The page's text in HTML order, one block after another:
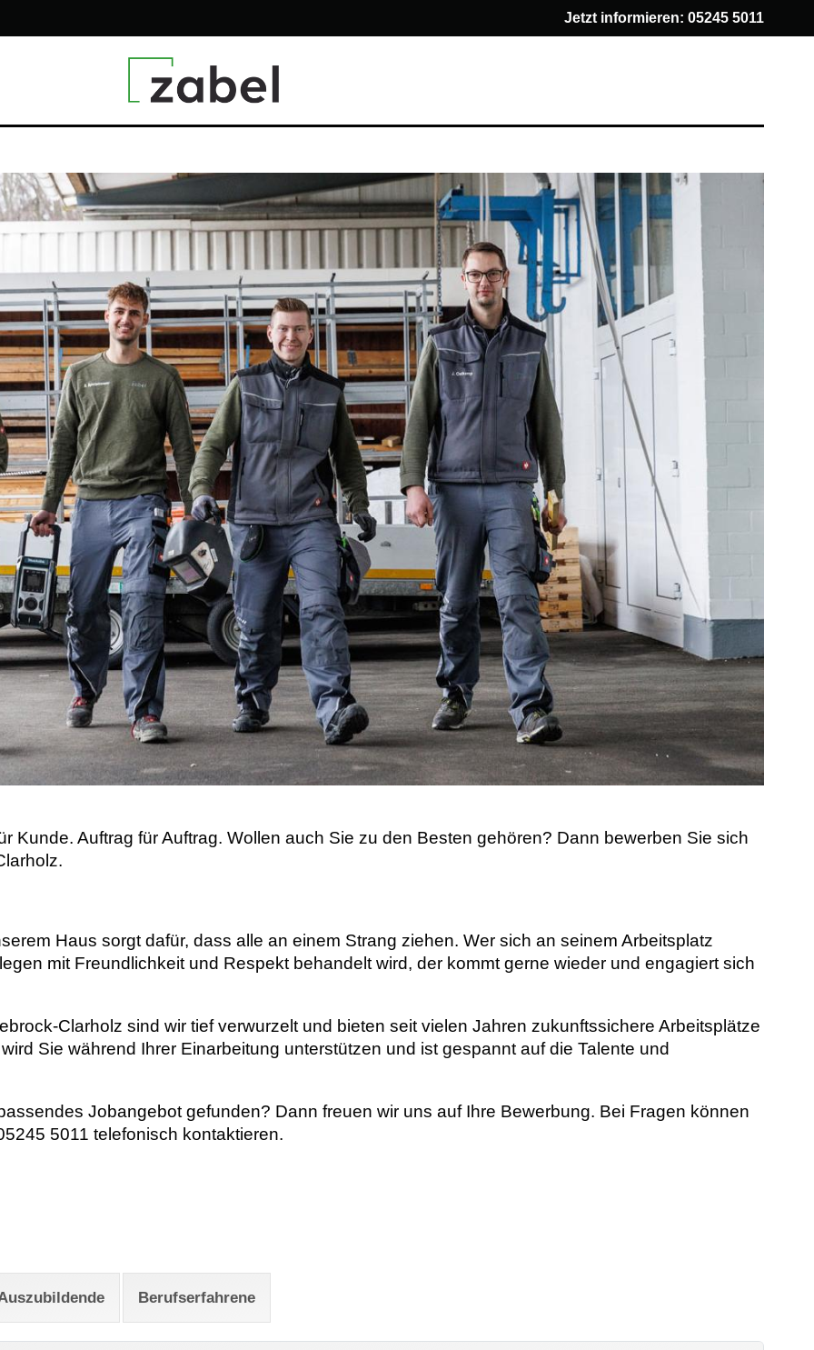
Jetzt informieren: 05245 5011
Kunde. Auftrag für Auftrag. Wollen auch Sie zu den Besten gehören? Dann bewerben Sie sich
Haus sorgt dafür, dass alle an einem Strang ziehen. Wer sich an seinem Arbeitsplatz
mit Freundlichkeit und Respekt behandelt wird, der kommt gerne wieder und engagiert sich
Clarholz sind wir tief verwurzelt und bieten seit vielen Jahren zukunftssichere Arbeitsplätze
Sie während Ihrer Einarbeitung unterstützen und ist gespannt auf die Talente und
Jobangebot gefunden? Dann freuen wir uns auf Ihre Bewerbung. Bei Fragen können
5011 telefonisch kontaktieren.
Berufserfahrene